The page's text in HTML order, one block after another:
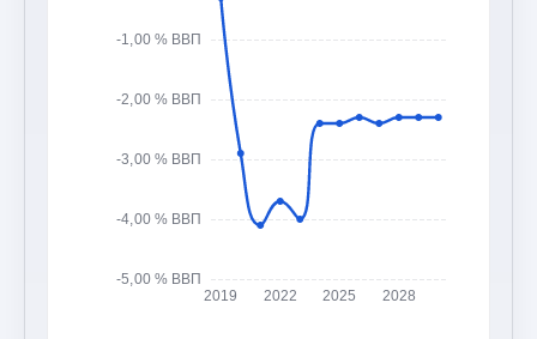
-5,00 % ВВП
-4,00 % ВВП
-3,00 % ВВП
-2,00 % ВВП
-1,00 % ВВП
2019 2022 2025 2028